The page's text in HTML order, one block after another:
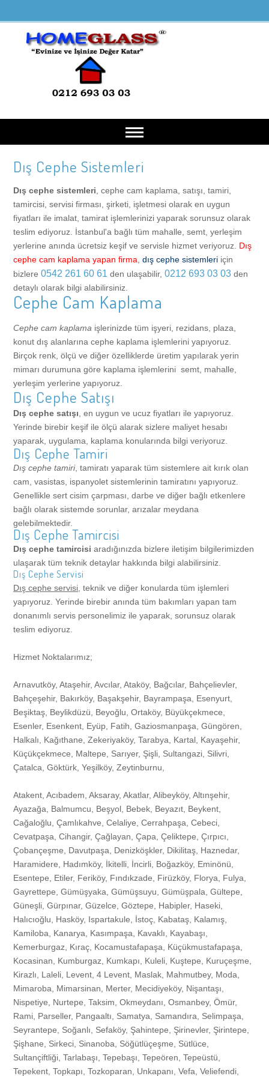
Anasayfa
Hakkımızda
Hizmetlerimiz
Camcı
Pvc, Alüminyum Pencere Kapı İmalatı, Satışı ve Montajı
Pvc ve Alüminyum Doğrama Tamiri
Kapı Camı Tamiri
Pencere Camı Tamiri
Katlanır Cam Sistemleri Tamiri
Cam Kapı, Fotoselli Kapı Camı, Otomatik Kapı Camı Tamiri
Ofis Cam Bölme Uygulaması
Vitrin Camı İmalatı ve Montajı
Vitrin Camı Tamiri
Cam Balkon, Kış Bahçesi İmalatı, Satışı ve Montajı
Alüminyum Korkuluk ve Küpeşte İmalatı, Satışı, Montajı
Alüminyum Korkuluk Tamiri ve Küpeşte Tamiri
Bombeli Ayna İmalatı, Satışı, Montajı ve Tamiri
Dekoratif Ayna İmalatı, Satışı, Montajı
Kırık Ayna Tamiri, Aynacı
Camlı Masa, Sehpa Camı Tamiri
Bombeli Cam İmalatı, Satışı, Montajı, Tamiri
Duşakabin Camı Tamiri
Sineklik İmalatı, Satışı ve Montajı
Sineklik Tamiri
Ürün Model Galerisi
Referanslar
İletişim
Blog
Camcı
Arnavutköy
Avcılar
Ataköy
Bağcılar
Beykoz
Bahçeşehir
Bakırköy
Bayrampaşa
Ümraniye
Esenyurt
Beşiktaş
Beylikdüzü
Beyoğlu
Mimaroba
Selimpaşa
Alüminyum Doğrama
Ataşehir
Avcılar
Ataköy
Bakırköy
Beykoz
Bahçelievler
Başakşehir
Bayrampaşa
Ümraniye
Esenyurt
Beşiktaş
Beylikdüzü
Beyoğlu
Mimaroba
Dış Cephe Sistemleri
Arnavutköy
Ataşehir
Avcılar
Ataköy
Beykoz
Bahçelievler
Bakırköy
Başakşehir
Bayrampaşa
Ümraniye
Esenyurt
Beşiktaş
Beylikdüzü
Beyoğlu
Küpeşte
Sancaktepe
Beşyol
Doğancılar
Sancaktepe
Beşyüzevler
Halkalı Toki Konutları
Sarıyer
Bebek
Duatepe
Maslak 1453
Beyazıt
Düğmeciler
Yasemin Konakları
Cam Balkon
Halkalı
Kadıköy
Tarabya
Kartal
Küçükçekmece
Maltepe
Arnavutköy
Ataşehir
Avcılar
Ataköy
Bağcılar
Beykoz
Cam Filmi
Ispartakule
İstoç
Kalfa
Karamandere
Kısıklı
Kavakpınar
Kumburgaz
Kazlıçeşme
Kumkapı
Küçüksinekli
Kuleli
Duşakabin
Sinanoba
Acıbadem
Akatlar
Alibeyköy
Altınşehir
Ayazağa
Ataşehir
Avcılar
Ataköy
Bağcılar
Arnavutköy
Ataköy
Kemankeş
Ataşehir
Avcılar
Halıcıoğlu
Hasköy
Ispartakule
Kestanelik
İstoç
Sineklik
Davutpaşa
Dragos
Dikilitaş
Haznedar
Haramidere
Hadımköy
İkitelli
İncirli
Boğazköy
Pimapen
Ataşehir
Avcılar
Ataköy
Bağcılar
Beykoz
Bahçelievler
Bahçeşehir
Bakırköy
Bayrampaşa
Barbaros
Toğçular
Ümraniye
Bahçeköy
Topselvi
Esenyurt
Batıköy
Otomatik Panjur
Arnavutköy
Ömür
Rami
Parseller
Pangaaltı
Samatya
Samandıra
Dış Cephe Sistemleri
Dış cephe sistemleri , cephe cam kaplama, satışı, tamiri,
tamircisi, servisi firması, şirketi, işletmesi olarak en uygun
fiyatları ile imalat, tamirat işlemlerinizi yaparak sorunsuz olarak
teslim ediyoruz. İstanbul'a bağlı tüm mahalle, semt, yerleşim
yerlerine anında ücretsiz keşif ve servisle hizmet veriyoruz. Dış
cephe cam kaplama yapan firma dış cephe sistemleri için
bizlere 0542 261 60 61 den ulaşabilir, 0212 693 03 03 den
detaylı olarak bilgi alabilirsiniz.
Cephe Cam Kaplama
Cephe cam kaplama işlerinizde tüm işyeri, rezidans, plaza,
konut dış alanlarına cephe kaplama işlemlerini yapıyoruz.
Birçok renk, ölçü ve diğer özelliklerde üretim yapılarak yerin
mimarı durumuna göre kaplama işlemlerini semt, mahalle,
yerleşim yerlerine yapıyoruz.
Dış Cephe Satışı
Dış cephe satışı , en uygun ve ucuz fiyatları ile yapıyoruz.
Yerinde birebir keşif ile ölçü alarak sizlere maliyet hesabı
yaparak, uygulama, kaplama konularında bilgi veriyoruz.
Dış Cephe Tamiri
Dış cephe tamiri, tamiratı yaparak tüm sistemlere ait kırık olan
cam, vasistas, ispanyolet sistemlerinin tamiratını yapıyoruz.
Genellikle sert cisim çarpması, darbe ve diğer bağlı etkenlere
bağlı olarak sistemde sorunlar, arızalar meydana
gelebilmektedir.
Dış Cephe Tamircisi
Dış cephe tamircisi aradığınızda bizlere iletişim bilgilerimizden
ulaşarak tüm teknik detaylar hakkında bilgi alabilirsiniz.
Dış Cephe Servisi
Dış cephe servisi , teknik ve diğer konularda tüm işlemleri
yapıyoruz. Yerinde birebir anında tüm bakımları yapan tam
donanımlı servis personelimiz ile yaparak, sorunsuz olarak
teslim ediyoruz.
Hizmet Noktalarımız;
Arnavutköy, Ataşehir, Avcılar, Ataköy, Bağcılar, Bahçelievler,
Bahçeşehir, Bakırköy, Başakşehir, Bayrampaşa, Esenyurt,
Beşiktaş, Beylikdüzü, Beyoğlu, Ortaköy, Büyükçekmece,
Esenler, Esenkent, Eyüp, Fatih, Gaziosmanpaşa, Güngören,
Halkalı, Kağıthane, Zekeriyaköy, Tarabya, Kartal, Kayaşehir,
Küçükçekmece, Maltepe, Sarıyer, Şişli, Sultangazi, Silivri,
Çatalca, Göktürk, Yeşilköy, Zeytinburnu,
Atakent, Acıbadem, Aksaray, Akatlar, Alibeyköy, Altınşehir,
Ayazağa, Balmumcu, Beşyol, Bebek, Beyazıt, Beykent,
Cağaloğlu, Çamlıkahve, Celaliye, Cerrahpaşa, Cebeci,
Cevatpaşa, Cihangir, Çağlayan, Çapa, Çeliktepe, Çırpıcı,
Çobançeşme, Davutpaşa, Denizköşkler, Dikilitaş, Haznedar,
Haramidere, Hadımköy, İkitelli, İncirli, Boğazköy, Eminönü,
Esentepe, Etiler, Feriköy, Fındıkzade, Firüzköy, Florya, Fulya,
Gayrettepe, Gümüşyaka, Gümüşsuyu, Gümüşpala, Gültepe,
Güneşli, Gürpınar, Güzelce, Göztepe, Habipler, Haseki,
Halıcıoğlu, Hasköy, Ispartakule, İstoç, Kabataş, Kalamış,
Kamiloba, Kanarya, Kasımpaşa, Kavaklı, Kayabaşı,
Kemerburgaz, Kıraç, Kocamustafapaşa, Küçükmustafapaşa,
Kocasinan, Kumburgaz, Kumkapı, Kuleli, Kuştepe, Kuruçeşme,
Kirazlı, Laleli, Levent, 4 Levent, Maslak, Mahmutbey, Moda,
Mimaroba, Mimarsinan, Merter, Mecidiyeköy, Nişantaşı,
Nispetiye, Nurtepe, Taksim, Okmeydanı, Osmanbey, Ömür,
Rami, Parseller, Pangaaltı, Samatya, Samandıra, Selimpaşa,
Seyrantepe, Soğanlı, Sefaköy, Şahintepe, Şirinevler, Şirintepe,
Şişhane, Sirkeci, Sinanoba, Söğütlüçeşme, Sütlüce,
Sultançiftliği, Tarlabaşı, Tepebaşı, Tepeören, Tepeüstü,
Tepekent, Topkapı, Tozkoparan, Unkapanı, Vefa, Veliefendi,